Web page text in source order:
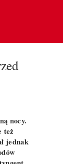
nocy.
też
jednak